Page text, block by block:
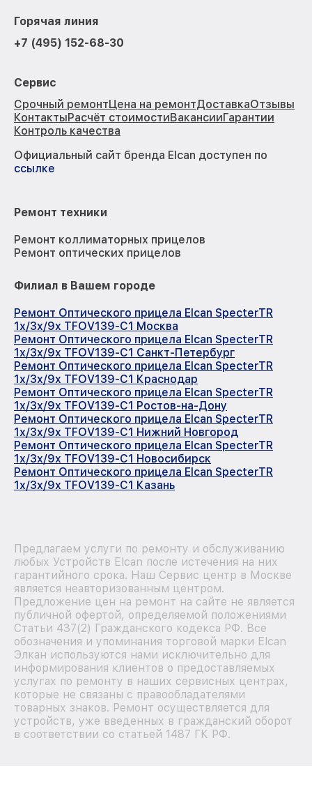
Горячая линия
+7 (495) 152-68-30
Сервис
Срочный ремонтЦена на ремонтДоставкаОтзывы
КонтактыРасчёт стоимостиВакансииГарантии
Контроль качества
Официальный сайт бренда Elcan доступен по
ссылке
Ремонт техники
Ремонт коллиматорных прицелов
Ремонт оптических прицелов
Филиал в Вашем городе
Ремонт Оптического прицела Elcan SpecterTR
1x/3x/9x TFOV139-C1 Москва
Ремонт Оптического прицела Elcan SpecterTR
1x/3x/9x TFOV139-C1 Санкт-Петербург
Ремонт Оптического прицела Elcan SpecterTR
1x/3x/9x TFOV139-C1 Краснодар
Ремонт Оптического прицела Elcan SpecterTR
1x/3x/9x TFOV139-C1 Ростов-на-Дону
Ремонт Оптического прицела Elcan SpecterTR
1x/3x/9x TFOV139-C1 Нижний Новгород
Ремонт Оптического прицела Elcan SpecterTR
1x/3x/9x TFOV139-C1 Новосибирск
Ремонт Оптического прицела Elcan SpecterTR
1x/3x/9x TFOV139-C1 Казань
Предлагаем услуги по ремонту и обслуживанию
любых Устройств Elcan после истечения на них
гарантийного срока. Наш Сервис центр в Москве
является неавторизованным центром.
Предложение цен на ремонт на сайте не является
публичной офертой, определяемой положениями
Статьи 437(2) Гражданского кодекса РФ. Все
обозначения и упоминания торговой марки Elcan
Элкан используются нами исключительно для
информирования клиентов о предоставляемых
услугах по ремонту в наших сервисных центрах,
которые не связаны с правообладателями
товарных знаков. Ремонт осуществляется для
устройств, уже введенных в гражданский оборот
в соответствии со статьей 1487 ГК РФ.